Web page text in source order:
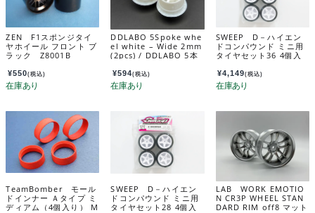
ZEN F1スポンジタイ
ヤホイール フロント ブ
ラック Z8001B
¥550(税込)
DDLABO 5Spoke whe
el white – Wide 2mm
(2pcs) / DDLABO 5本
ワイド2ｍｍ (2pcs) DD
L-WR001W-W2
¥594(税込)
SWEEP D－ハイエン
ドコンパウンド ミニ用
タイヤセット36 4個入
ホイール）接着済 D-
MN36PGW
¥4,149(税込)
TeamBomber モール
ドインナー Ａタイプ ミ
ディアム（4個入り） M
SWEEP D－ハイエン
ドコンパウンド ミニ用
タイヤセット28 4個入
LAB WORK EMOTIO
N CR3P WHEEL STAN
DARD RIM off8 マット